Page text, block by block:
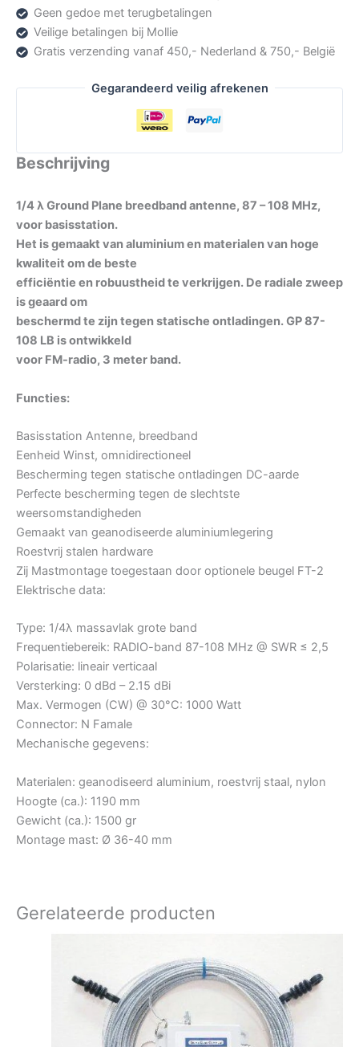
N
aantal
Geen gedoe met terugbetalingen
Veilige betalingen bij Mollie
Gratis verzending vanaf 450,- Nederland & 750,- België
Gegarandeerd veilig afrekenen
Beschrijving
1/4 λ Ground Plane breedband antenne, 87 – 108 MHz,
voor basisstation.
Het is gemaakt van aluminium en materialen van hoge
kwaliteit om de beste
efficiëntie en robuustheid te verkrijgen. De radiale zweep
is geaard om
beschermd te zijn tegen statische ontladingen. GP 87-
108 LB is ontwikkeld
voor FM-radio, 3 meter band.
Functies:
Basisstation Antenne, breedband
Eenheid Winst, omnidirectioneel
Bescherming tegen statische ontladingen DC-aarde
Perfecte bescherming tegen de slechtste
weersomstandigheden
Gemaakt van geanodiseerde aluminiumlegering
Roestvrij stalen hardware
Zij Mastmontage toegestaan ​​door optionele beugel FT-2
Elektrische data:
Type: 1/4λ massavlak grote band
Frequentiebereik: RADIO-band 87-108 MHz @ SWR ≤ 2,5
Polarisatie: lineair verticaal
Versterking: 0 dBd – 2.15 dBi
Max. Vermogen (CW) @ 30°C: 1000 Watt
Connector: N Famale
Mechanische gegevens:
Materialen: geanodiseerd aluminium, roestvrij staal, nylon
Hoogte (ca.): 1190 mm
Gewicht (ca.): 1500 gr
Montage mast: Ø 36-40 mm
Gerelateerde producten